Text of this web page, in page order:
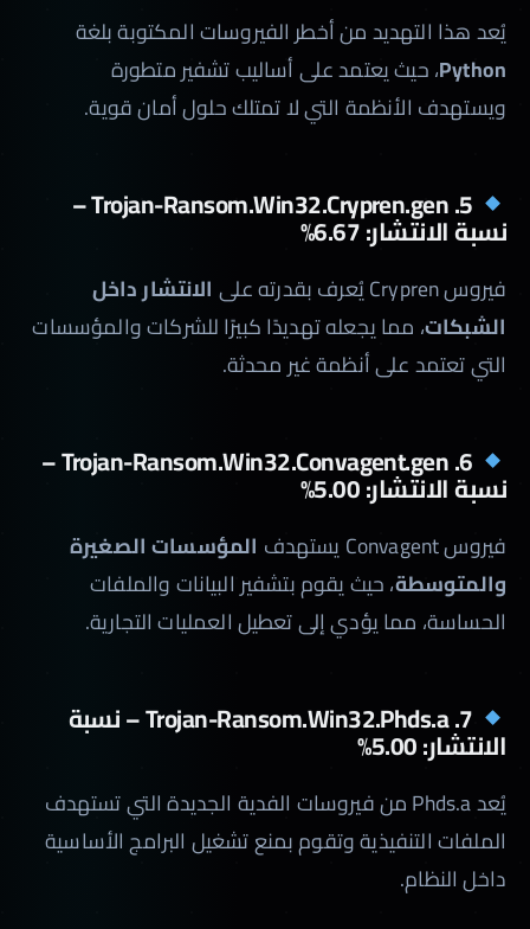
يُعد هذا التهديد من أخطر الفيروسات المكتوبة بلغة
Python، حيث يعتمد على أساليب تشفير متطورة
ويستهدف الأنظمة التي لا تمتلك حلول أمان قوية.
5. Trojan-Ransom.Win32.Crypren.gen –
نسبة الانتشار: 6.67%
فيروس Crypren يُعرف بقدرته على
الانتشار داخل
الشبكات، مما يجعله تهديدًا كبيرًا للشركات والمؤسسات
التي تعتمد على أنظمة غير محدثة.
6. Trojan-Ransom.Win32.Convagent.gen –
نسبة الانتشار: 5.00%
فيروس Convagent يستهدف
المؤسسات الصغيرة
والمتوسطة، حيث يقوم بتشفير البيانات والملفات
الحساسة، مما يؤدي إلى تعطيل العمليات التجارية.
7. Trojan-Ransom.Win32.Phds.a – نسبة
الانتشار: 5.00%
يُعد Phds.a من فيروسات الفدية الجديدة التي تستهدف
الملفات التنفيذية وتقوم بمنع تشغيل البرامج الأساسية
داخل النظام.